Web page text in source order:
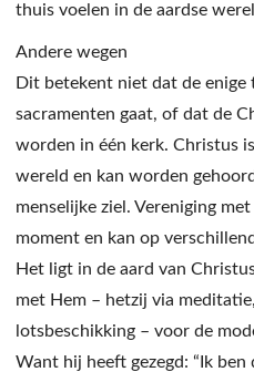
thuis voelen in de aardse
Andere wegen
Dit betekent niet dat de enige
sacramenten gaat, of dat de
worden in één kerk. Christus
wereld en kan worden
menselijke ziel. Vereniging
moment en kan op
Het ligt in de aard van
met Hem – hetzij via
lotsbeschikking – voor de
Want hij heeft gezegd: “Ik ben